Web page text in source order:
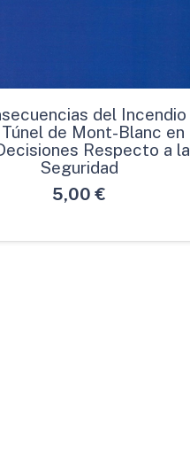
del Incendio
de Mont-Blanc en
Respecto a la
Seguridad
5,00 €